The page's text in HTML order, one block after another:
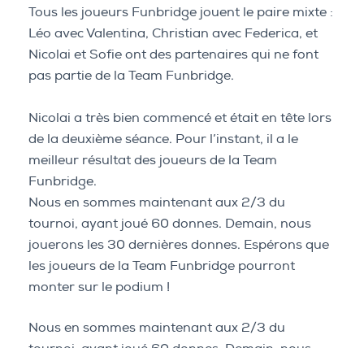
Tous les joueurs Funbridge jouent le paire mixte :
Léo avec Valentina, Christian avec Federica, et
Nicolai et Sofie ont des partenaires qui ne font
pas partie de la Team Funbridge.
Nicolai a très bien commencé et était en tête lors
de la deuxième séance. Pour l’instant, il a le
meilleur résultat des joueurs de la Team
Funbridge.
Nous en sommes maintenant aux 2/3 du
tournoi, ayant joué 60 donnes. Demain, nous
jouerons les 30 dernières donnes. Espérons que
les joueurs de la Team Funbridge pourront
monter sur le podium !
Nous en sommes maintenant aux 2/3 du